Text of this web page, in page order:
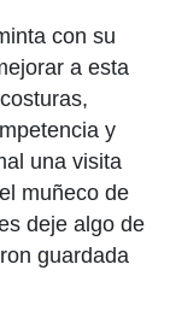
con su
a esta
y
una visita
muñeco de
deje algo de
guardada